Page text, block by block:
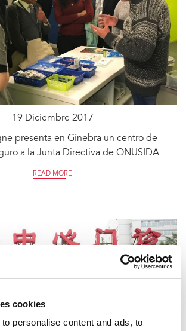
cookies
personalise content and ads, to
19 Diciembre 2017
presenta en Ginebra un centro de
a la Junta Directiva de ONUSIDA
READ MORE